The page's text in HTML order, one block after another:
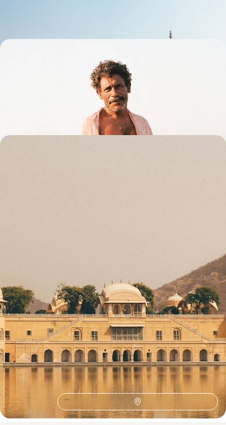
à Cochin, l'Inde du sud essentielle
De cités coloniales en temples, de plantations en rizières, conjuguer
douceur de vivre et patrimoine d’exception en Inde méridionale
Où voyager en Inde ?
UNESCO Marchés Delhi Gastronomie
Thé
Bouddhisme
Inde du sud
Observation Animaux
Palais de Maharadjas
Rajasthan Road Trip
Vélo
Autotour Inde
Haveli Jaipur Agra Chateau
Himalaya
Jodhpur
Taj Mahal